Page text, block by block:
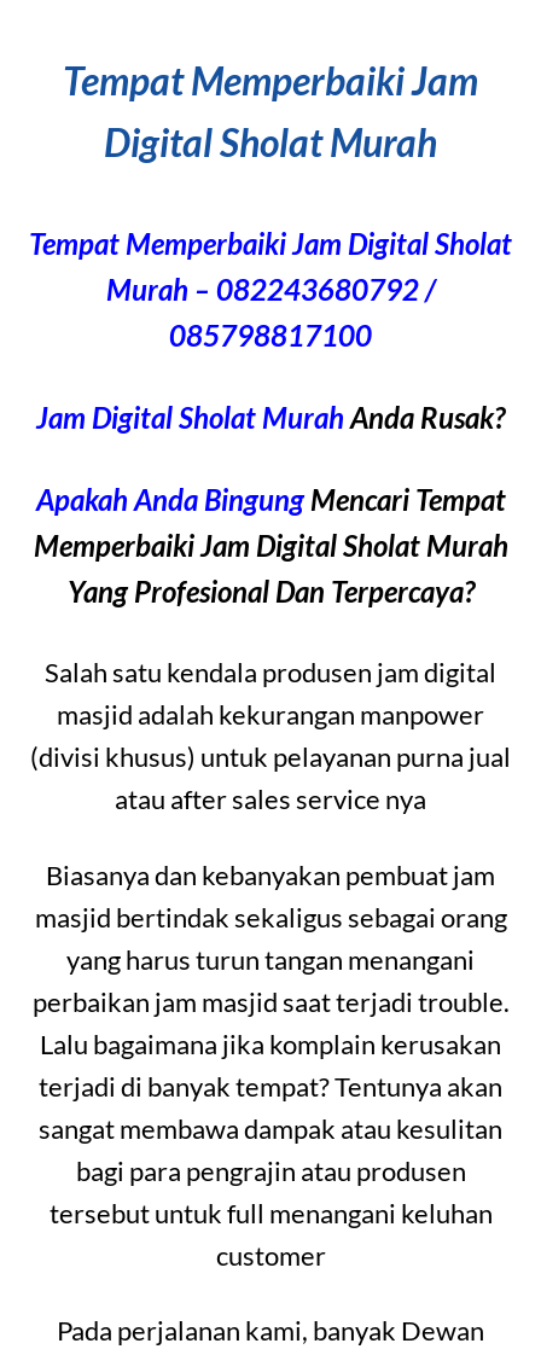
Tempat Memperbaiki Jam
Digital Sholat Murah
Tempat Memperbaiki Jam Digital Sholat
Murah – 082243680792 /
085798817100
Jam Digital Sholat MurahAnda Rusak?
Apakah Anda BingungMencari Tempat
Memperbaiki Jam Digital Sholat Murah
Yang Profesional Dan Terpercaya?
Salah satu kendala produsen jam digital
masjid adalah kekurangan manpower
(divisi khusus) untuk pelayanan purna jual
atau after sales service nya
Biasanya dan kebanyakan pembuat jam
masjid bertindak sekaligus sebagai orang
yang harus turun tangan menangani
perbaikan jam masjid saat terjadi trouble.
Lalu bagaimana jika komplain kerusakan
terjadi di banyak tempat? Tentunya akan
sangat membawa dampak atau kesulitan
bagi para pengrajin atau produsen
tersebut untuk full menangani keluhan
customer
Pada perjalanan kami, banyak Dewan